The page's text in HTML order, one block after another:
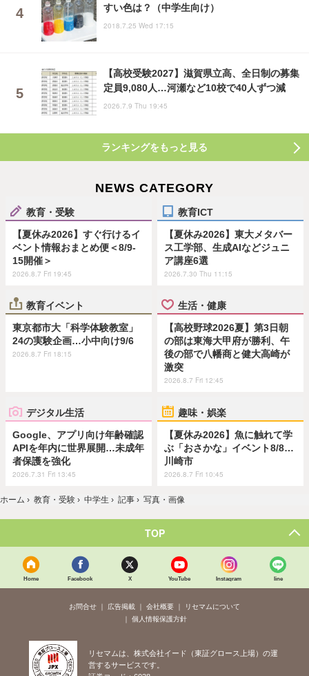
すい色は？（中学生向け）
2018.7.25 Wed 17:15
【高校受験2027】滋賀県立高、全日制の募集
定員9,080人…河瀬など10校で40人ずつ減
2026.7.9 Thu 19:45
ランキングをもっと見る
NEWS CATEGORY
教育・受験
【夏休み2026】すぐ行けるイ
ベント情報おまとめ便＜8/9-
15開催＞
2026.8.7 Fri 19:45
教育ICT
【夏休み2026】東大メタバー
ス工学部、生成AIなどジュニ
ア講座6選
2026.7.30 Thu 11:15
教育イベント
東京都市大「科学体験教室」
24の実験企画…小中向け9/6
2026.8.7 Fri 18:15
生活・健康
【高校野球2026夏】第3日朝
の部は東海大甲府が勝利、午
後の部で八幡商と健大高崎が
激突
2026.8.7 Fri 12:45
デジタル生活
Google、アプリ向け年齢確認
APIを年内に世界展開…未成年
者保護を強化
2026.7.31 Fri 13:45
趣味・娯楽
【夏休み2026】魚に触れて学
ぶ「おさかな」イベント8/8…
川崎市
2026.8.7 Fri 10:45
ホーム › 教育・受験 › 中学生 › 記事 › 写真・画像
TOP
Home Facebook X YouTube Instagram line
お問合せ 広告掲載 会社概要
リセマムについて
個人情報保護方針
リセマムは、株式会社イード（東証グロース上場）の運
営するサービスです。